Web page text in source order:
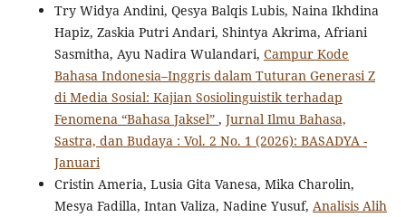
Try Widya Andini, Qesya Balqis Lubis, Naina Ikhdina
Hapiz, Zaskia Putri Andari, Shintya Akrima, Afriani
Sasmitha, Ayu Nadira Wulandari, Campur Kode
Bahasa Indonesia–Inggris dalam Tuturan Generasi Z
di Media Sosial: Kajian Sosiolinguistik terhadap
Fenomena “Bahasa Jaksel” , Jurnal Ilmu Bahasa,
Sastra, dan Budaya : Vol. 2 No. 1 (2026): BASADYA -
Januari
Cristin Ameria, Lusia Gita Vanesa, Mika Charolin,
Mesya Fadilla, Intan Valiza, Nadine Yusuf, Analisis Alih